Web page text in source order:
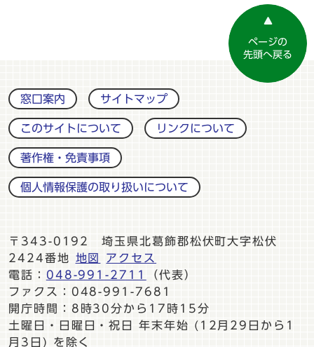
ページの
先頭へ戻る
窓口案内 サイトマップ
このサイトについて リンクについて
著作権・免責事項
個人情報保護の取り扱いについて
〒343-0192 埼玉県北葛飾郡松伏町大字松伏
2424番地
地図
アクセス
電話： 048-991-2711
（代表）
ファクス：048-991-7681
開庁時間：8時30分から17時15分
土曜日・日曜日・祝日 年末年始 (12月29日から1
月3日) を除く